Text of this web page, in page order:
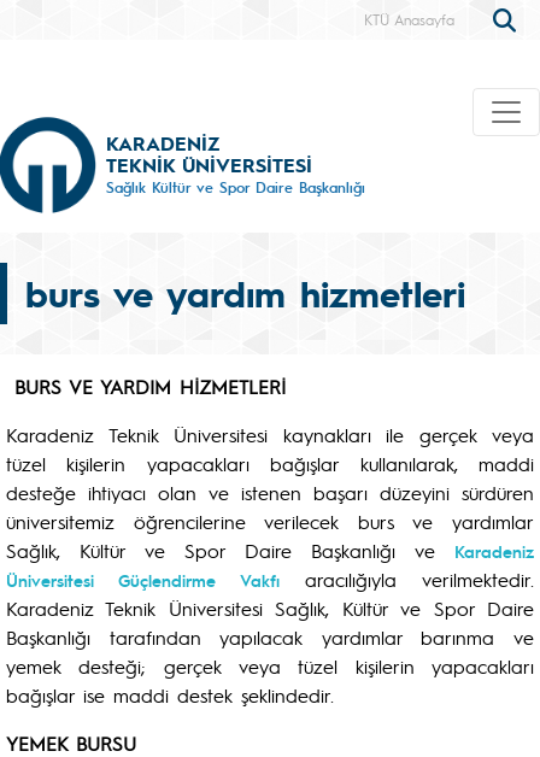
KTÜ Anasayfa
KARADENİZ
TEKNİK ÜNİVERSİTESİ
Sağlık Kültür ve Spor Daire Başkanlığı
burs ve yardım hizmetleri
BURS VE YARDIM HİZMETLERİ
Karadeniz Teknik Üniversitesi kaynakları ile gerçek veya
tüzel kişilerin yapacakları bağışlar kullanılarak, maddi
desteğe ihtiyacı olan ve istenen başarı düzeyini sürdüren
üniversitemiz öğrencilerine verilecek burs ve yardımlar
Sağlık, Kültür ve Spor Daire Başkanlığı ve
Karadeniz
Üniversitesi Güçlendirme Vakfıaracılığıyla verilmektedir.
Karadeniz Teknik Üniversitesi Sağlık, Kültür ve Spor Daire
Başkanlığı tarafından yapılacak yardımlar barınma ve
yemek desteği; gerçek veya tüzel kişilerin yapacakları
bağışlar ise maddi destek şeklindedir.
YEMEK BURSU